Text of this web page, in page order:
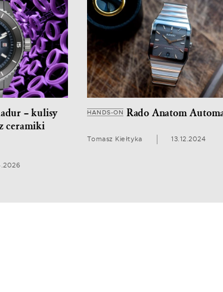
– kulisy
ceramiki
HANDS-ON Rado Anatom
Tomasz Kiełtyka 13.12.2024